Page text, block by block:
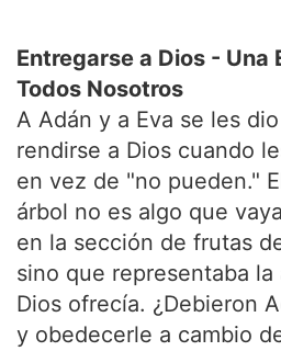
Entregarse a Dios - Una
Todos Nosotros
A Adán y a Eva se les
rendirse a Dios cuando
en vez de "no pueden."
árbol no es algo que
en la sección de frutas
sino que representaba
Dios ofrecía. ¿Debieron
y obedecerle a cambio